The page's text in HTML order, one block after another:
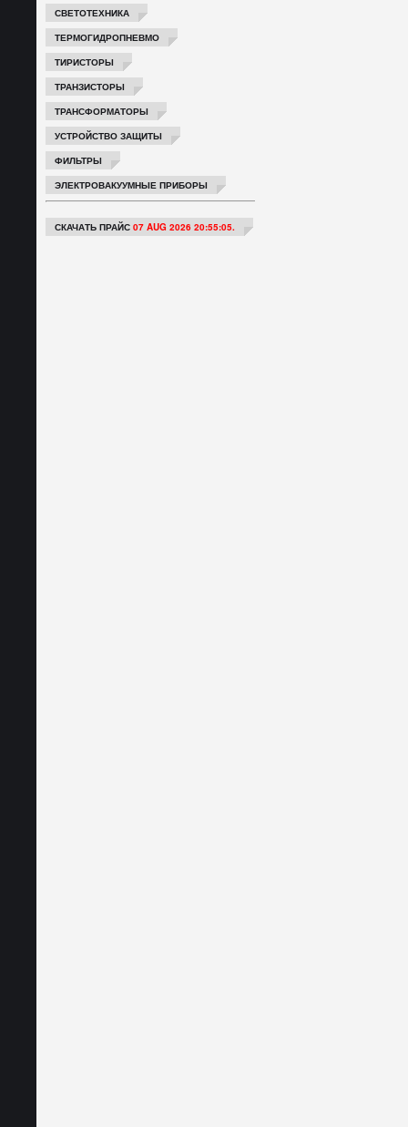
СВЕТОТЕХНИКА
ТЕРМОГИДРОПНЕВМО
ТИРИСТОРЫ
ТРАНЗИСТОРЫ
ТРАНСФОРМАТОРЫ
УСТРОЙСТВО ЗАЩИТЫ
ФИЛЬТРЫ
ЭЛЕКТРОВАКУУМНЫЕ ПРИБОРЫ
СКАЧАТЬ ПРАЙС 07 AUG 2026 20:55:05.